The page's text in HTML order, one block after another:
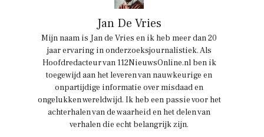
Jan De Vries
Mijn naam is Jan de Vries en ik heb meer dan 20
jaar ervaring in onderzoeksjournalistiek. Als
Hoofdredacteur van 112NieuwsOnline.nl ben ik
toegewijd aan het leveren van nauwkeurige en
onpartijdige informatie over misdaad en
ongelukken wereldwijd. Ik heb een passie voor het
achterhalen van de waarheid en het delen van
verhalen die echt belangrijk zijn.